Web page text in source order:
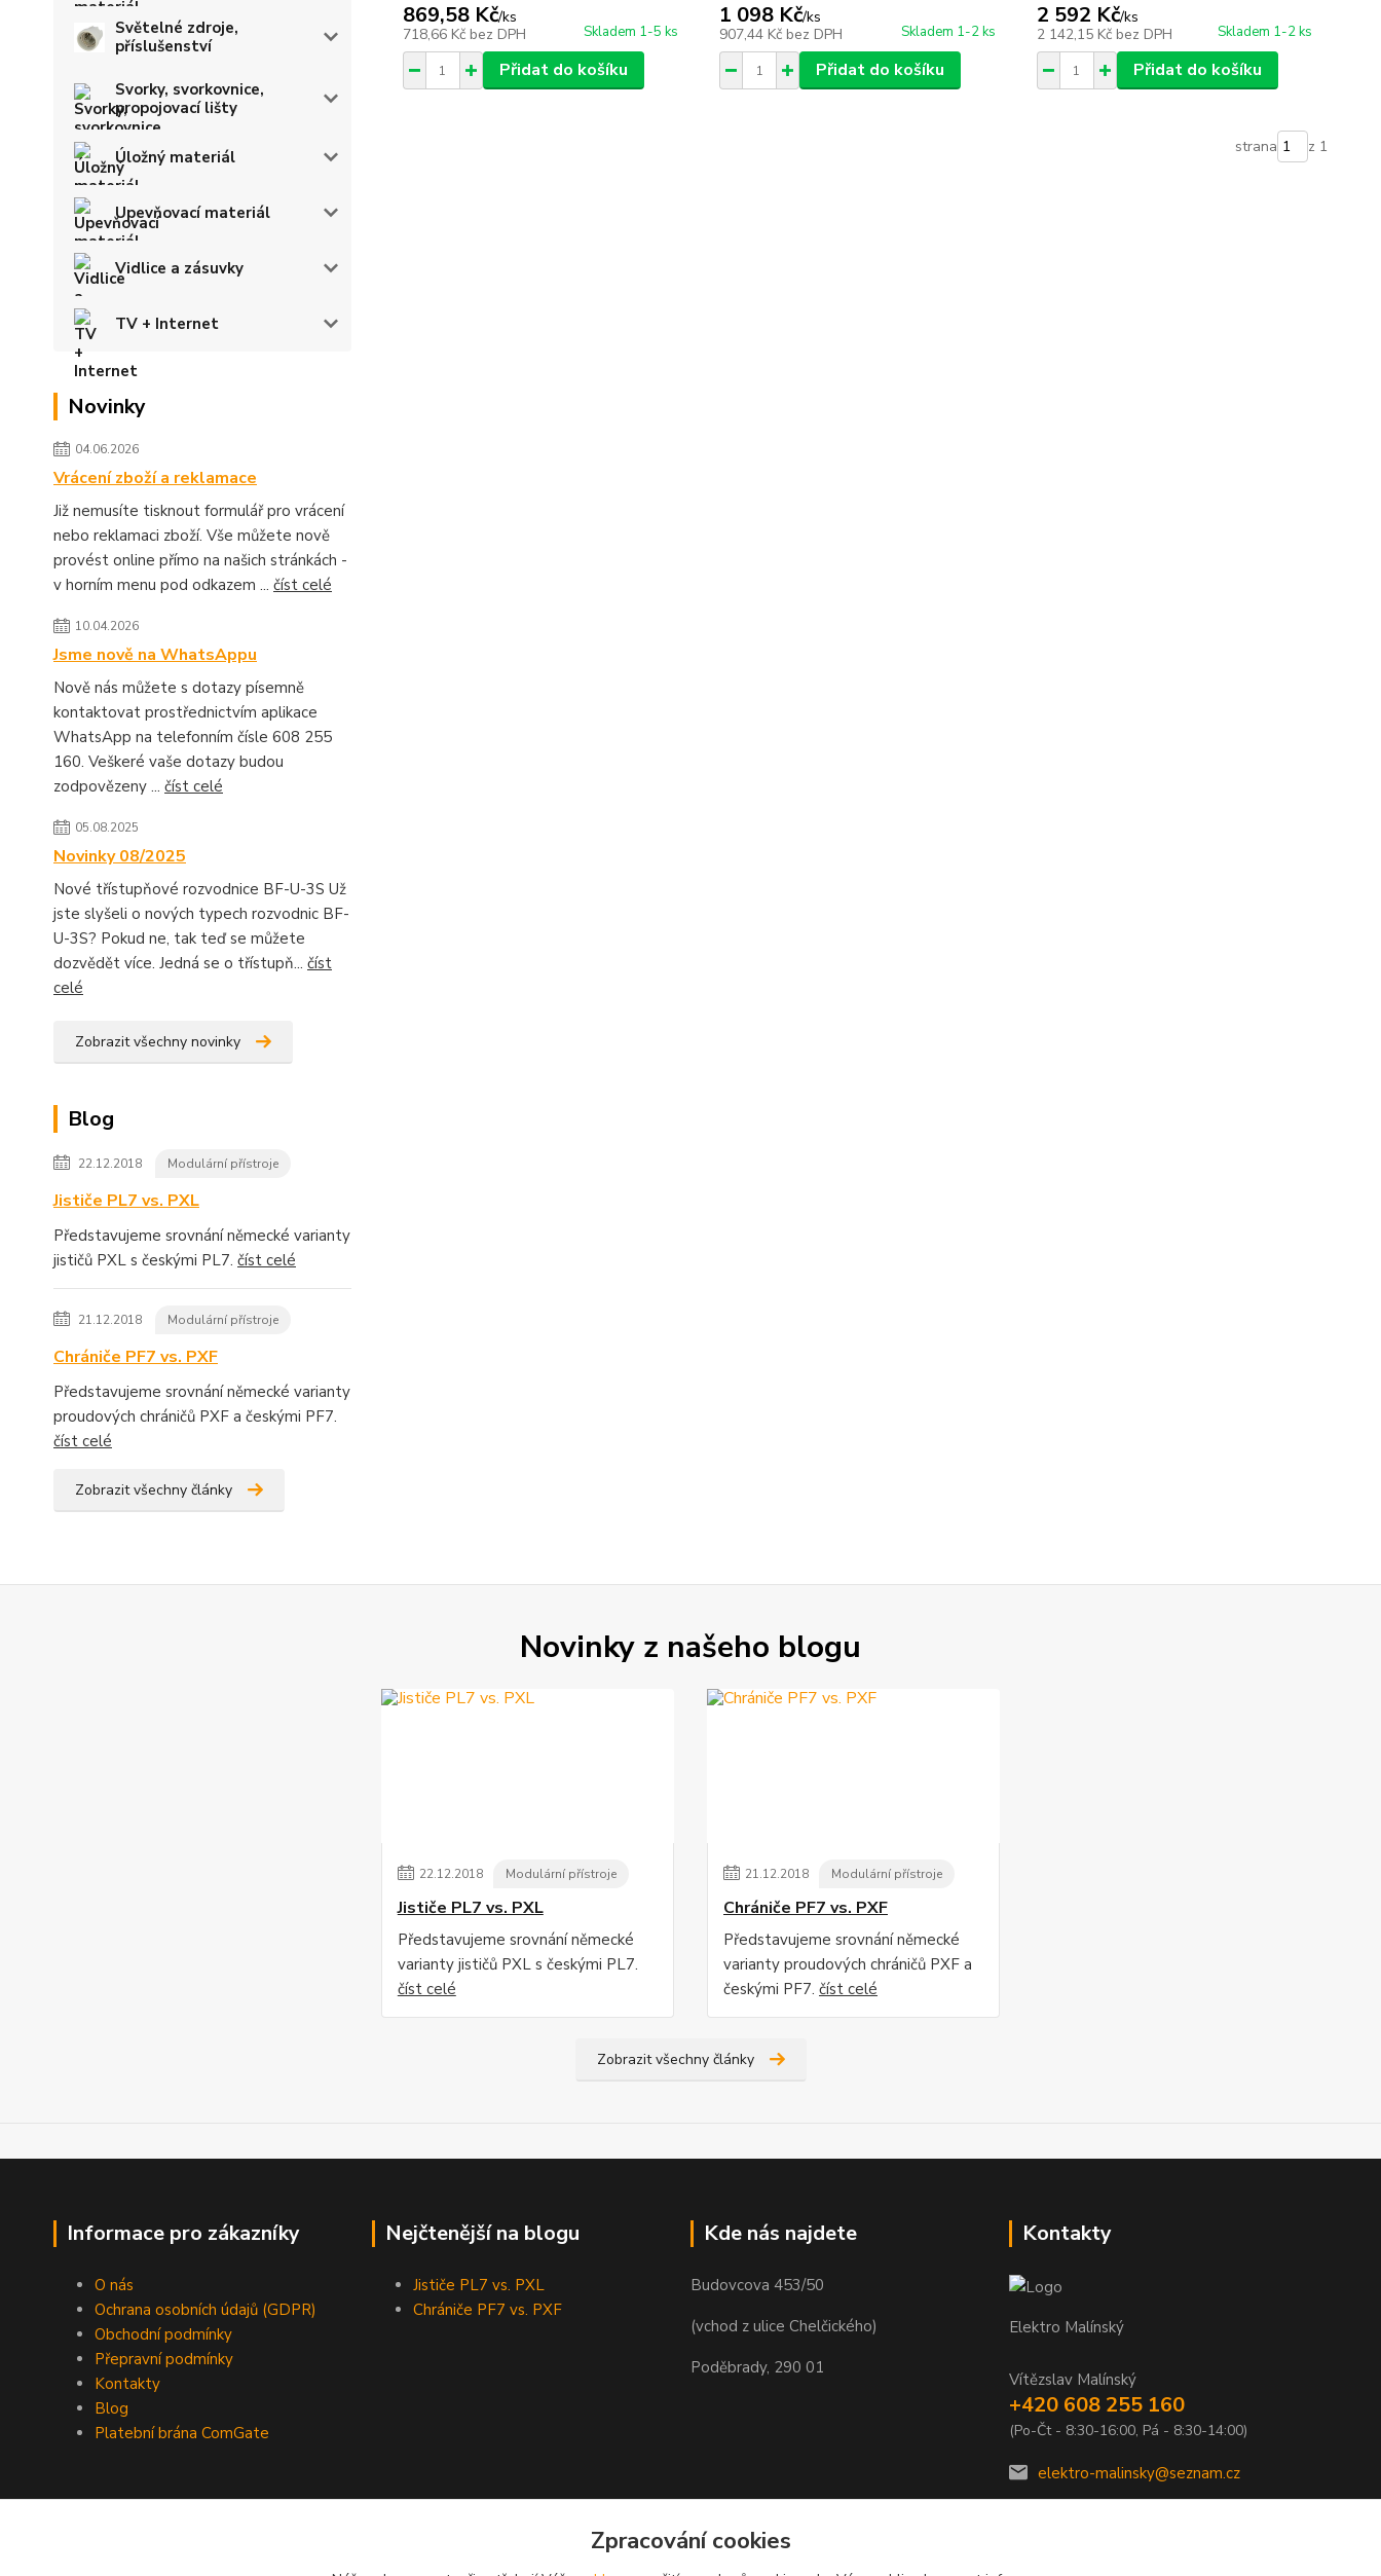
Světelné zdroje,
příslušenství
Svorky, svorkovnice,
propojovací lišty
Úložný materiál
Upevňovací materiál
Vidlice a zásuvky
TV + Internet
Novinky
04.06.2026
Vrácení zboží a reklamace
Již nemusíte tisknout formulář pro vrácení
nebo reklamaci zboží. Vše můžete nově
provést online přímo na našich stránkách -
v horním menu pod odkazem ... číst celé
10.04.2026
Jsme nově na WhatsAppu
Nově nás můžete s dotazy písemně
kontaktovat prostřednictvím aplikace
WhatsApp na telefonním čísle 608 255
160. Veškeré vaše dotazy budou
zodpovězeny ... číst celé
05.08.2025
Novinky 08/2025
Nové třístupňové rozvodnice BF-U-3S Už
jste slyšeli o nových typech rozvodnic BF-
U-3S? Pokud ne, tak teď se můžete
dozvědět více. Jedná se o třístupň... číst
celé
Zobrazit všechny novinky
Blog
22.12.2018 Modulární přístroje
Jističe PL7 vs. PXL
Představujeme srovnání německé varianty
jističů PXL s českými PL7. číst celé
21.12.2018 Modulární přístroje
Chrániče PF7 vs. PXF
Představujeme srovnání německé varianty
proudových chráničů PXF a českými PF7.
číst celé
Zobrazit všechny články
869,58 Kč/ks
718,66 Kč bez DPH Skladem 1-5 ks
Přidat do košíku
1 098 Kč/ks
907,44 Kč bez DPH Skladem 1-2 ks
Přidat do košíku
2 592 Kč/ks
2 142,15 Kč bez DPH Skladem 1-2 ks
Přidat do košíku
strana z 1
Novinky z našeho blogu
22.12.2018 Modulární přístroje
Jističe PL7 vs. PXL
Představujeme srovnání německé
varianty jističů PXL s českými PL7.
číst celé
21.12.2018 Modulární přístroje
Chrániče PF7 vs. PXF
Představujeme srovnání německé
varianty proudových chráničů PXF a
českými PF7. číst celé
Zobrazit všechny články
Informace pro zákazníky
O nás
Ochrana osobních údajů (GDPR)
Obchodní podmínky
Přepravní podmínky
Kontakty
Blog
Platební brána ComGate
Nejčtenější na blogu
Jističe PL7 vs. PXL
Chrániče PF7 vs. PXF
Kde nás najdete
Budovcova 453/50
(vchod z ulice Chelčického)
Poděbrady, 290 01
Kontakty
Elektro Malínský
Vítězslav Malínský
+420 608 255 160
(Po-Čt - 8:30-16:00, Pá - 8:30-14:00)
elektro-malinsky@seznam.cz
Zpracování cookies